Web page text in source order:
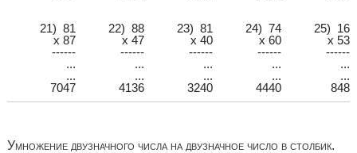
21) 81 22) 88 23) 81 24) 74
25) 16
x 87
x 47 x 40 x 60
x 53
------
------ ------ ------
------
...
... ... ...
...
...
... ... ...
...
7047
4136 3240 4440 848
Умножение двузначного числа на двузначное число в столбик.